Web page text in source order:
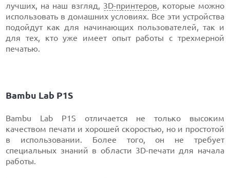
лучших, на наш взгляд, 3D-принтеров, которые можно
использовать в домашних условиях. Все эти устройства
подойдут как для начинающих пользователей, так и
для тех, кто уже имеет опыт работы с трехмерной
печатью.
Bambu Lab P1S
Bambu Lab P1S отличается не только высоким
качеством печати и хорошей скоростью, но и простотой
в использовании. Более того, он не требует
специальных знаний в области 3D-печати для начала
работы.